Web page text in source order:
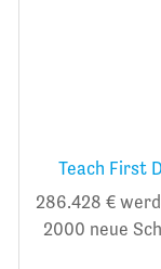
Teach First
286.428 €
2000 neue